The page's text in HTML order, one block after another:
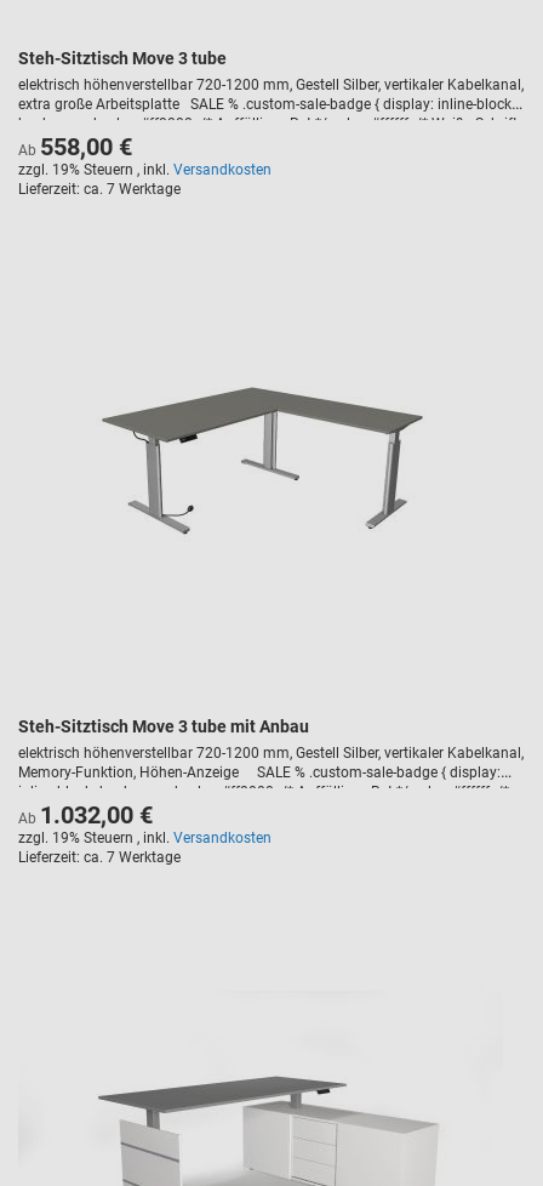
Steh-Sitztisch Move 3 tube
elektrisch höhenverstellbar 720-1200 mm, Gestell Silber, vertikaler Kabelkanal,
extra große Arbeitsplatte SALE % .custom-sale-badge { display: inline-block;
background-color: #ff0000; /* Auffälliges Rot */ color: #ffffff; /* Weiße Schrift
*/ font-weight: bold; text-transform: uppercase; padding: 5px 10px; border-
Ab 558,00 €
zzgl. 19% Steuern , inkl. Versandkosten
Lieferzeit ca. 7 Werktage
Steh-Sitztisch Move 3 tube mit Anbau
elektrisch höhenverstellbar 720-1200 mm, Gestell Silber, vertikaler Kabelkanal,
Memory-Funktion, Höhen-Anzeige SALE % .custom-sale-badge { display:
inline-block; background-color: #ff0000; /* Auffälliges Rot */ color: #ffffff; /*
Weiße Schrift */ font-weight: bold; text-transform: uppercase; padding: 5px
10px; border-radius: 3px; font-size: 14px; margin-bottom: 10px; letter-
spacing: 1px; }
Ab 1.032,00 €
zzgl. 19% Steuern , inkl. Versandkosten
Lieferzeit ca. 7 Werktage